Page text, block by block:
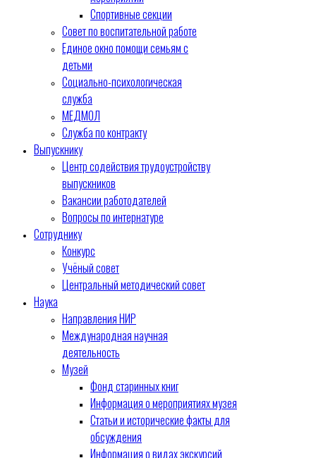
Спортивные секции
Совет по воспитательной работе
Единое окно помощи семьям с
детьми
Социально-психологическая
служба
МЕДМОЛ
Служба по контракту
Выпускнику
Центр содействия трудоустройству
выпускников
Вакансии работодателей
Вопросы по интернатуре
Сотруднику
Конкурс
Учёный совет
Центральный методический совет
Наука
Направления НИР
Международная научная
деятельность
Музей
Фонд старинных книг
Информация о мероприятиях музея
Статьи и исторические факты для
обсуждения
Информация о видах экскурсий